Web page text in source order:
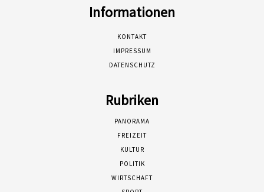
Informationen
KONTAKT
IMPRESSUM
DATENSCHUTZ
Rubriken
PANORAMA
FREIZEIT
KULTUR
POLITIK
WIRTSCHAFT